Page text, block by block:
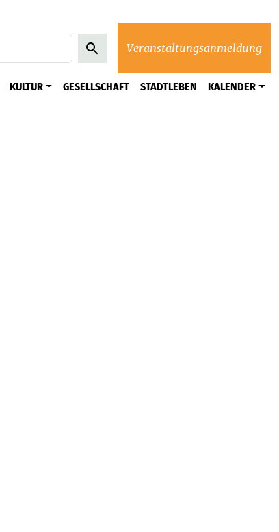
Veranstaltungsanmeldung
KULTUR GESELLSCHAFT STADTLEBEN KALENDER